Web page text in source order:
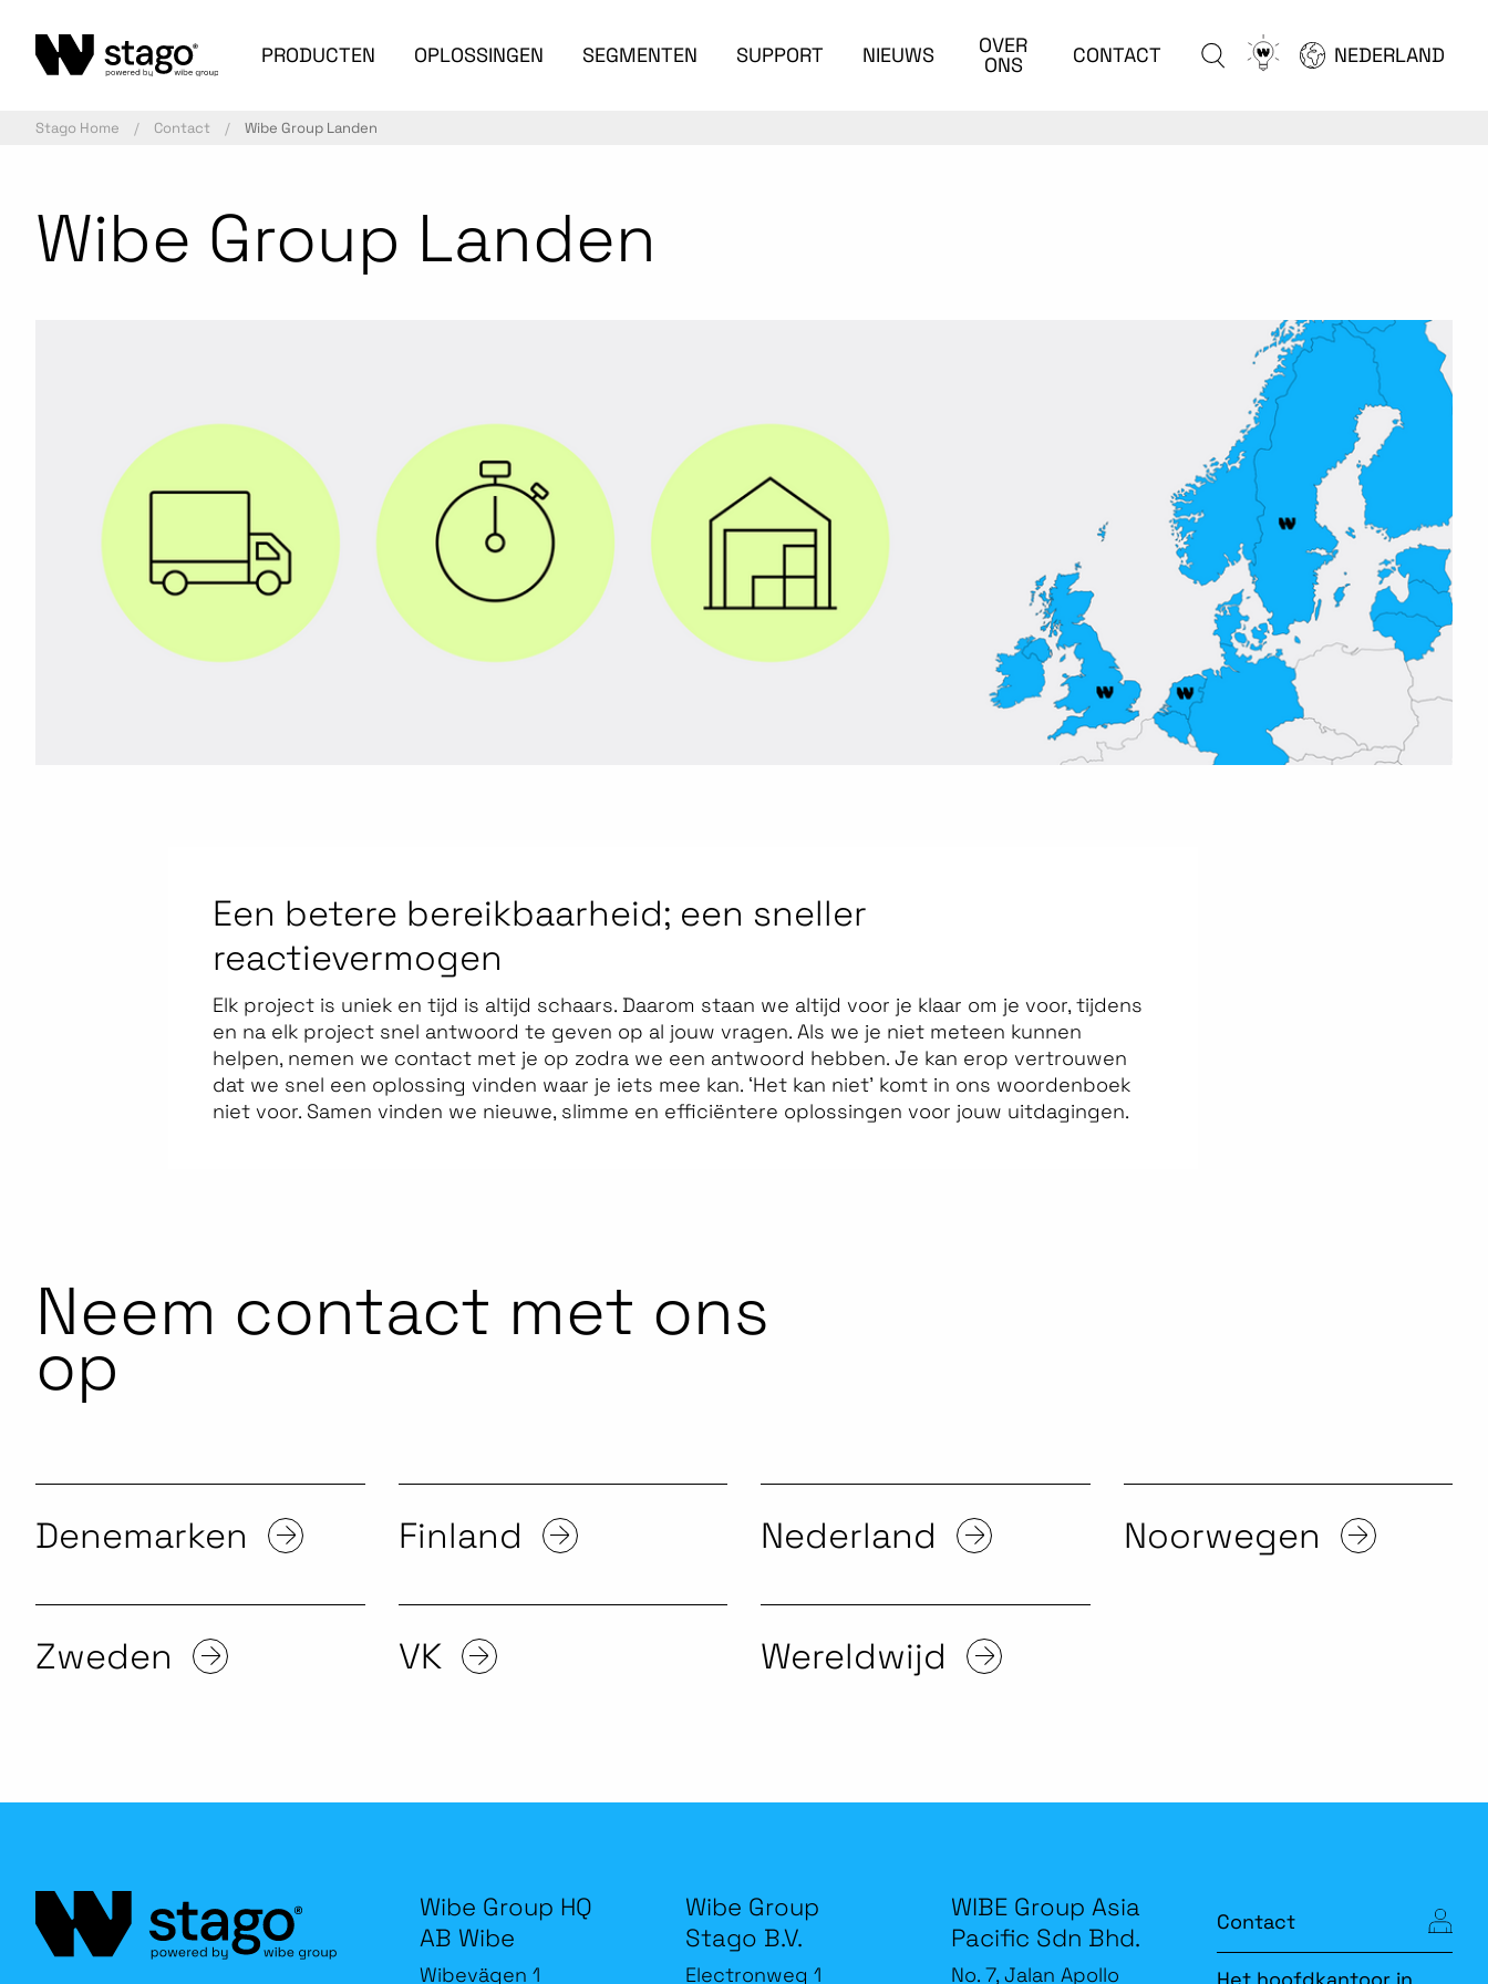
PRODUCTEN OPLOSSINGEN SEGMENTEN SUPPORT NIEUWS OVER
ONS CONTACT
Go
to
NEDERLAND
Stago Home Contact Wibe Group Landen
Wibe Group Landen
Een betere bereikbaarheid; een sneller
reactievermogen
Elk project is uniek en tijd is altijd schaars. Daarom staan we altijd voor je klaar om je voor, tijdens
en na elk project snel antwoord te geven op al jouw vragen. Als we je niet meteen kunnen
helpen, nemen we contact met je op zodra we een antwoord hebben. Je kan erop vertrouwen
dat we snel een oplossing vinden waar je iets mee kan. ‘Het kan niet’ komt in ons woordenboek
niet voor. Samen vinden we nieuwe, slimme en efficiëntere oplossingen voor jouw uitdagingen.
Neem contact met ons
op
Denemarken Finland Nederland Noorwegen
Zweden VK Wereldwijd
Wibe Group HQ
AB Wibe
Wibevägen 1
Wibe Group
Stago B.V.
Electronweg 1
WIBE Group Asia
Pacific Sdn Bhd.
No. 7, Jalan Apollo
Contact
Het hoofdkantoor in